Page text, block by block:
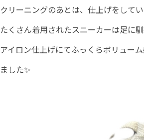
クリーニングのあとは、仕上げをしてい
たくさん着用されたスニーカーは足に
アイロン仕上げにてふっくらボリュー
ました✨